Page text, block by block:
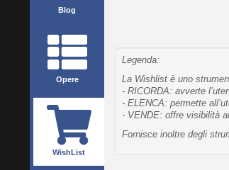
Blog
Opere
WishList
Legenda:
La Wishlist è uno
- RICORDA: avverte
- ELENCA: permette
- VENDE: offre visibilità
Fornisce inoltre degli